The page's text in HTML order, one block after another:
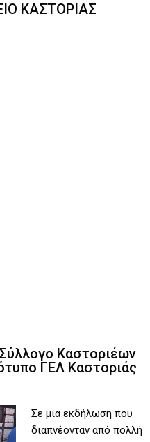
ΚΑΣΤΟΡΙΑΣ
Καστοριέων
ΓΕΛ Καστοριάς
Σε μια εκδήλωση που
διαπνέονταν από πολλή